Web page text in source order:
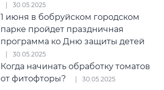
30.05.2025
1 июня в бобруйском городском
парке пройдет праздничная
программа ко Дню защиты детей
30.05.2025
Когда начинать обработку томатов
от фитофторы?
30.05.2025